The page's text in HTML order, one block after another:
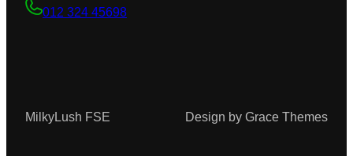
012 324 45698
MilkyLush FSE Design by Grace Themes